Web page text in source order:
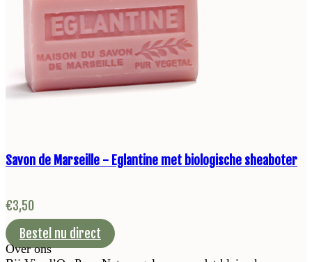
Savon de Marseille - Eglantine met biologische sheaboter
€3,50
Bestel nu direct
Over ons